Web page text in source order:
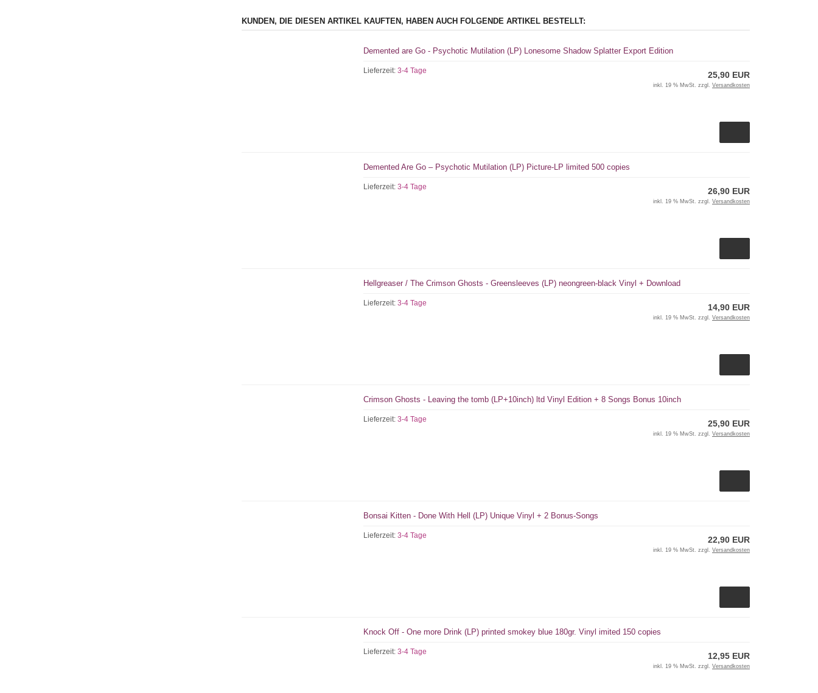
KUNDEN, DIE DIESEN ARTIKEL KAUFTEN, HABEN AUCH FOLGENDE ARTIKEL BESTELLT:
Demented are Go - Psychotic Mutilation (LP) Lonesome Shadow Splatter Export Edition
Lieferzeit:3-4 Tage 25,90 EUR
inkl. 19 % MwSt. zzgl. Versandkosten
Demented Are Go – Psychotic Mutilation (LP) Picture-LP limited 500 copies
Lieferzeit:3-4 Tage 26,90 EUR
inkl. 19 % MwSt. zzgl. Versandkosten
Hellgreaser / The Crimson Ghosts - Greensleeves (LP) neongreen-black Vinyl + Download
Lieferzeit:3-4 Tage 14,90 EUR
inkl. 19 % MwSt. zzgl. Versandkosten
Crimson Ghosts - Leaving the tomb (LP+10inch) ltd Vinyl Edition + 8 Songs Bonus 10inch
Lieferzeit:3-4 Tage 25,90 EUR
inkl. 19 % MwSt. zzgl. Versandkosten
Bonsai Kitten - Done With Hell (LP) Unique Vinyl + 2 Bonus-Songs
Lieferzeit:3-4 Tage 22,90 EUR
inkl. 19 % MwSt. zzgl. Versandkosten
Knock Off - One more Drink (LP) printed smokey blue 180gr. Vinyl imited 150 copies
Lieferzeit:3-4 Tage 12,95 EUR
inkl. 19 % MwSt. zzgl. Versandkosten